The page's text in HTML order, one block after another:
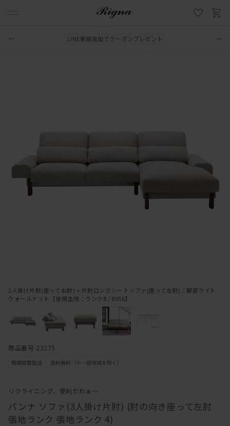
LINE新規追加でクーポンプレゼント
リクライニング、便利だわぁ～
パンナ ソファ(3人掛け片肘) (肘の向き座って左肘
張地ランク 張地ランク 4)
2人掛け片肘(座って右肘) + 片肘ロングシートソファ(座って左肘)：脚部ライト
ウォールナット【使用生地：ランク8 / 8056】
商品番号 23275